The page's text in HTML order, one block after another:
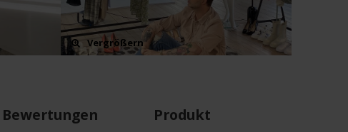
Vergrößern
Bewertungen Produkt